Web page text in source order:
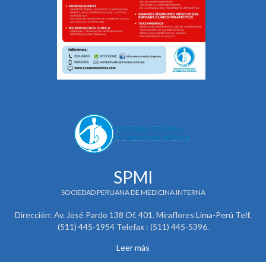
SPMI
SOCIEDAD PERUANA DE MEDICINA INTERNA
Dirección: Av. José Pardo 138 Of. 401. Miraflores Lima-Perú Telf.
(511) 445-1954 Telefax : (511) 445-5396.
Leer más